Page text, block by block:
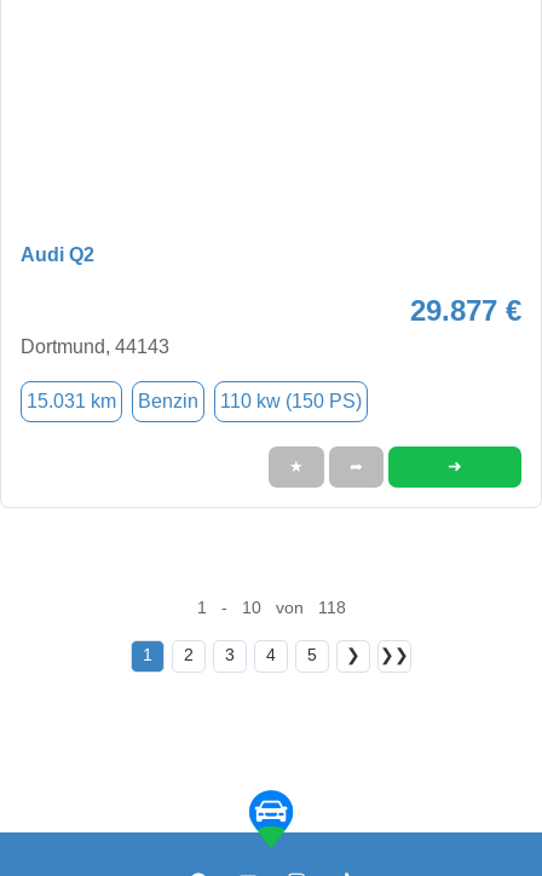
Audi Q2
29.877 €
Dortmund, 44143
15.031 km Benzin 110 kw (150 PS)
★ ➦ ➜
1 - 10 von 118
1 2 3 4 5 ❯ ❯❯